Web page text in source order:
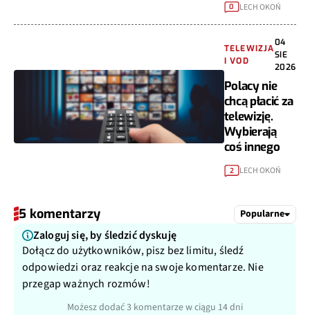
0 LECH OKOŃ
TELEWIZJA
I VOD
04
SIE
2026
Polacy nie
chcą płacić za
telewizję.
Wybierają
coś innego
2 LECH OKOŃ
5 komentarzy Popularne
Zaloguj się, by śledzić dyskuję
Dołącz do użytkowników, pisz bez limitu, śledź
odpowiedzi oraz reakcje na swoje komentarze. Nie
przegap ważnych rozmów!
Możesz dodać 3 komentarze w ciągu 14 dni